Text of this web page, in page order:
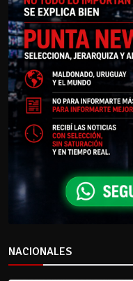
NACIONALES